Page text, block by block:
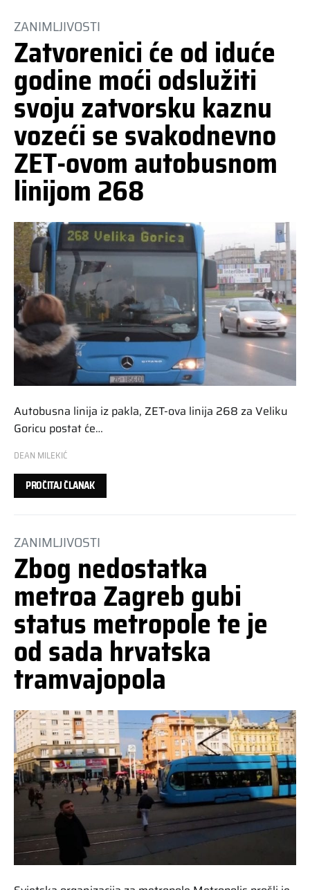
ZANIMLJIVOSTI
Zatvorenici će od iduće
godine moći odslužiti
svoju zatvorsku kaznu
vozeći se svakodnevno
ZET-ovom autobusnom
linijom 268
Autobusna linija iz pakla, ZET-ova linija 268 za Veliku
Goricu postat će…
DEAN MILEKIĆ
PROČITAJ ČLANAK
ZANIMLJIVOSTI
Zbog nedostatka
metroa Zagreb gubi
status metropole te je
od sada hrvatska
tramvajopola